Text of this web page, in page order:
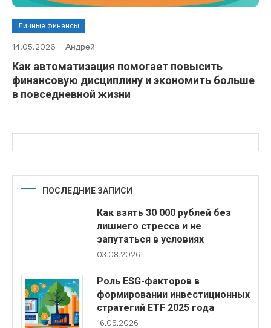
Личные финансы
14.05.2026 Андрей
Как автоматизация помогает повысить
финансовую дисциплину и экономить больше
в повседневной жизни
ПОСЛЕДНИЕ ЗАПИСИ
Как взять 30 000 рублей без
лишнего стресса и не
запутаться в условиях
03.08.2026
Роль ESG-факторов в
формировании инвестиционных
стратегий ETF 2025 года
16.05.2026